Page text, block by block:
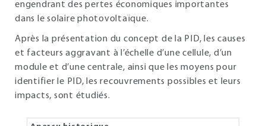
engendrant des pertes économiques importantes
dans le solaire photovoltaïque.
Après la présentation du concept de la PID, les causes
et facteurs aggravant à l’échelle d’une cellule, d’un
module et d’une centrale, ainsi que les moyens pour
identifier le PID, les recouvrements possibles et leurs
impacts, sont étudiés.